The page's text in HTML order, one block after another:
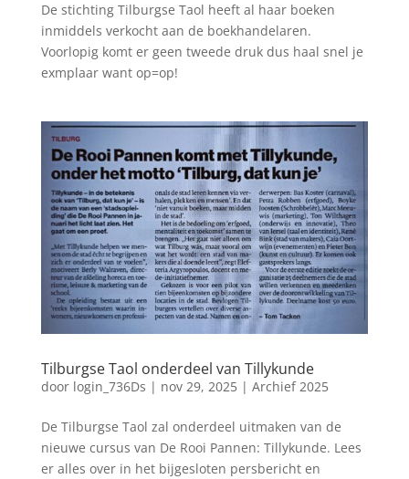
De stichting Tilburgse Taol heeft al haar boeken
inmiddels verkocht aan de boekhandelaren.
Voorlopig komt er geen tweede druk dus haal snel je
exmplaar want op=op!
Tilburgse Taol onderdeel van Tillykunde
door login_736Ds | nov 29, 2025| Archief 2025
De Tilburgse Taol zal onderdeel uitmaken van de
nieuwe cursus van De Rooi Pannen: Tillykunde. Lees
er alles over in het bijgesloten persbericht en